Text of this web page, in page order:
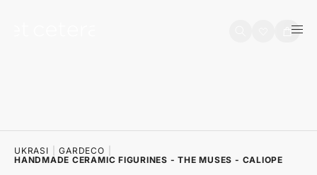
Košarica
UKRASI GARDECO
HANDMADE CERAMIC FIGURINES - THE MUSES - CALIOPE